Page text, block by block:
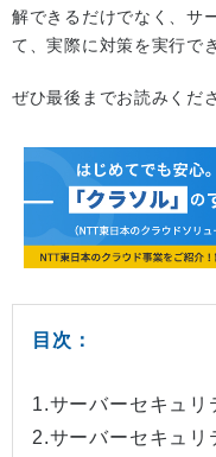
解できるだけでなく、サ
て、実際に対策を実行で
ぜひ最後までお読みくだ
目次：
1.サーバーセキュリ
2.サーバーセキュ